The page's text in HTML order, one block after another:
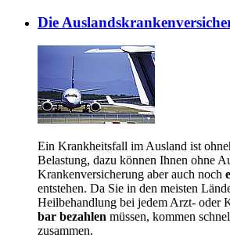
Die
Ein Krankheitsfall im Ausland ist
Belastung, dazu können Ihnen ohne
Krankenversicherung aber auch noch
entstehen. Da Sie in den meisten
Heilbehandlung bei jedem Arzt- oder
bar bezahlen müssen, kommen
zusammen.